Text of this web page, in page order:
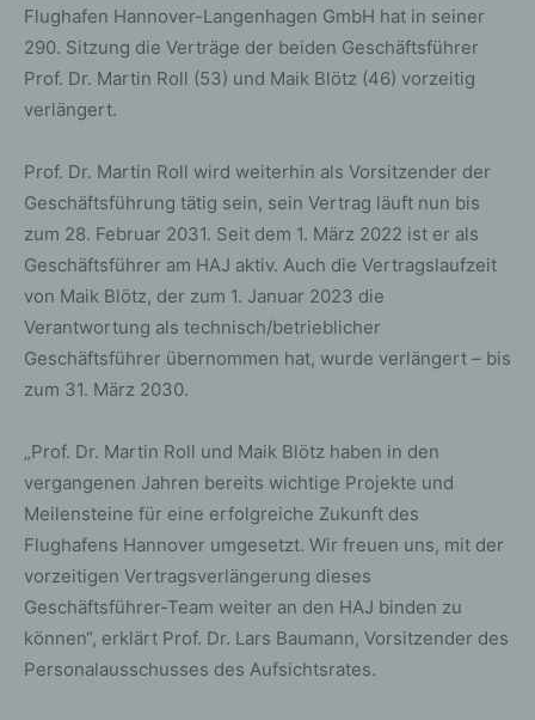
Flughafen Hannover-Langenhagen GmbH hat in seiner
290. Sitzung die Verträge der beiden Geschäftsführer
Prof. Dr. Martin Roll (53) und Maik Blötz (46) vorzeitig
verlängert.
Prof. Dr. Martin Roll wird weiterhin als Vorsitzender der
Geschäftsführung tätig sein, sein Vertrag läuft nun bis
zum 28. Februar 2031. Seit dem 1. März 2022 ist er als
Geschäftsführer am HAJ aktiv. Auch die Vertragslaufzeit
von Maik Blötz, der zum 1. Januar 2023 die
Verantwortung als technisch/betrieblicher
Geschäftsführer übernommen hat, wurde verlängert – bis
zum 31. März 2030.
„Prof. Dr. Martin Roll und Maik Blötz haben in den
vergangenen Jahren bereits wichtige Projekte und
Meilensteine für eine erfolgreiche Zukunft des
Flughafens Hannover umgesetzt. Wir freuen uns, mit der
vorzeitigen Vertragsverlängerung dieses
Geschäftsführer-Team weiter an den HAJ binden zu
können“, erklärt Prof. Dr. Lars Baumann, Vorsitzender des
Personalausschusses des Aufsichtsrates.